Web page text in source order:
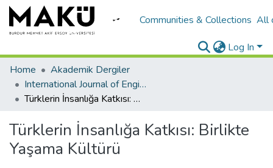
Communities & Collections All
Log In
Home
Akademik Dergiler
International Journal of Engineering Design and Technology
Türklerin İnsanlığa Katkısı: Birlikte Yaşama Kültürü
Türklerin İnsanlığa Katkısı: Birlikte
Yaşama Kültürü